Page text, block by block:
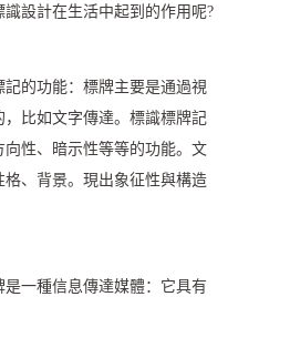
設計在生活中起到的作用呢?
的功能：標牌主要是通過視
，比如文字傳達。標識標牌記
性、暗示性等等的功能。文
格、背景。現出象征性與構造
一種信息傳達媒體：它具有